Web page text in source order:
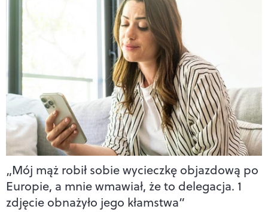
„Mój mąż robił sobie wycieczkę objazdową po
Europie, a mnie wmawiał, że to delegacja. 1
zdjęcie obnażyło jego kłamstwa”